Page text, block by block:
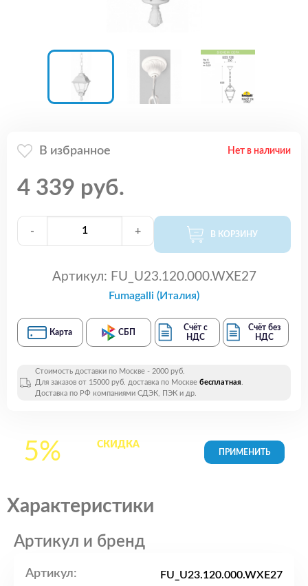
В избранное Нет в наличии
4 339 руб.
- + В КОРЗИНУ
Артикул: FU_U23.120.000.WXE27
Fumagalli (Италия)
Карта СБП
Счёт с
НДС
Счёт без
НДС
Стоимость доставки по Москве - 2000 руб.
Для заказов от 15000 руб. доставка по Москве бесплатная.
Доставка по РФ компаниями СДЭК, ПЭК и др.
5% СКИДКАна все
Характеристики
Артикул и бренд
Артикул: FU_U23.120.000.WXE27